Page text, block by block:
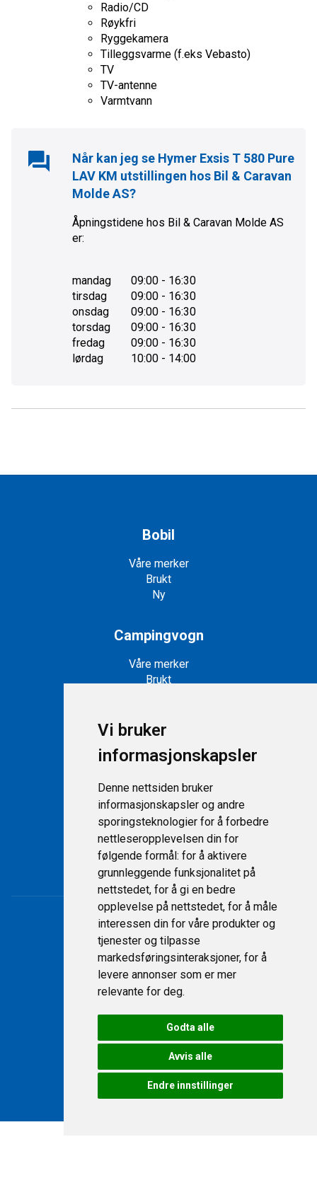
Vi bruker
informasjonskapsler
Denne nettsiden bruker
informasjonskapsler og andre
sporingsteknologier for å forbedre
nettleseropplevelsen din for
følgende formål: for å aktivere
grunnleggende funksjonalitet på
nettstedet, for å gi en bedre
opplevelse på nettstedet, for å måle
interessen din for våre produkter og
tjenester og tilpasse
markedsføringsinteraksjoner, for å
levere annonser som er mer
relevante for deg.
Godta alle
Avvis alle
Endre innstillinger
Radio/CD
Røykfri
Ryggekamera
Tilleggsvarme (f.eks Vebasto)
TV
TV-antenne
Varmtvann
Når kan jeg se Hymer Exsis T 580 Pure
LAV KM utstillingen hos Bil & Caravan
Molde AS?
Åpningstidene hos Bil & Caravan Molde AS
er:
mandag
09:00 - 16:30
tirsdag
09:00 - 16:30
onsdag
09:00 - 16:30
torsdag
09:00 - 16:30
fredag
09:00 - 16:30
lørdag
10:00 - 14:00
© 2026 Fritidssentret AS
Bobil
Våre merker
Brukt
Ny
Campingvogn
Våre merker
Brukt
Snøscootere
Snøscootere på lager
Nye snøscootere
Support
Kontakt
Personvernerklæring